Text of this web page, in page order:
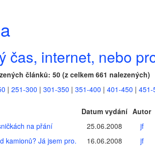
čas, internet, nebo
článků: 50 (z celkem 661 nalezených)
| 251-300 | 301-350 | 351-400 | 401-450 | 451-
Datum vydání Autor
na přání
25.06.2008 jf
kamionů? Já jsem pro.
16.06.2008 jf